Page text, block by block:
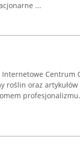
...
Internetowe Centrum
roślin oraz